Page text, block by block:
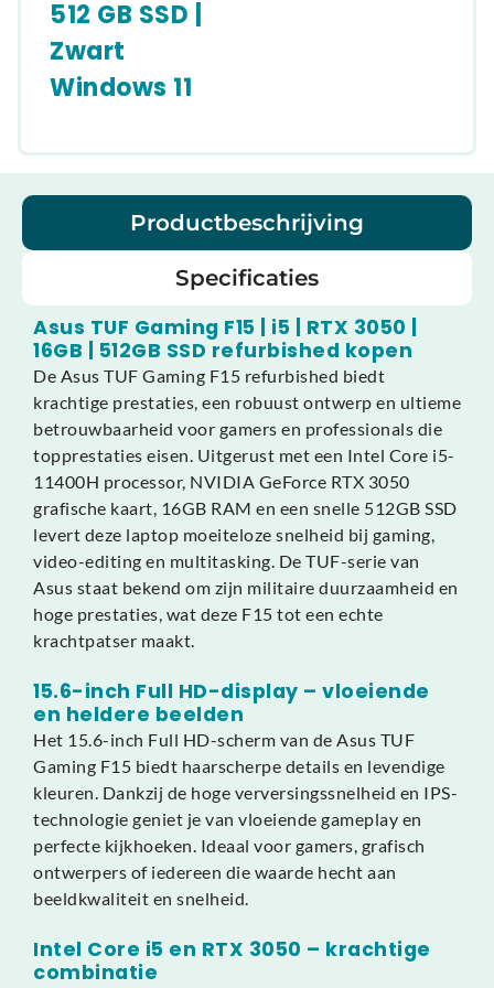
512 GB SSD |
Zwart
Windows 11
Productbeschrijving
Specificaties
Asus TUF Gaming F15 | i5 | RTX 3050 |
16GB | 512GB SSD refurbished kopen
De Asus TUF Gaming F15 refurbished biedt
krachtige prestaties, een robuust ontwerp en ultieme
betrouwbaarheid voor gamers en professionals die
topprestaties eisen. Uitgerust met een Intel Core i5-
11400H processor, NVIDIA GeForce RTX 3050
grafische kaart, 16GB RAM en een snelle 512GB SSD
levert deze laptop moeiteloze snelheid bij gaming,
video-editing en multitasking. De TUF-serie van
Asus staat bekend om zijn militaire duurzaamheid en
hoge prestaties, wat deze F15 tot een echte
krachtpatser maakt.
15.6-inch Full HD-display – vloeiende
en heldere beelden
Het 15.6-inch Full HD-scherm van de Asus TUF
Gaming F15 biedt haarscherpe details en levendige
kleuren. Dankzij de hoge verversingssnelheid en IPS-
technologie geniet je van vloeiende gameplay en
perfecte kijkhoeken. Ideaal voor gamers, grafisch
ontwerpers of iedereen die waarde hecht aan
beeldkwaliteit en snelheid.
Intel Core i5 en RTX 3050 – krachtige
combinatie